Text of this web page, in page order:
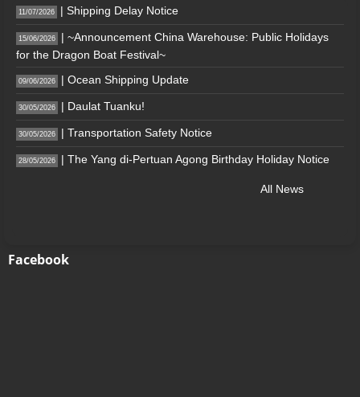
11/07/2026 | Shipping Delay Notice
15/06/2026
| ~Announcement China Warehouse: Public Holidays
for the Dragon Boat Festival~
09/06/2026 | Ocean Shipping Update
30/05/2026 | Daulat Tuanku!
30/05/2026 | Transportation Safety Notice
28/05/2026 | The Yang di-Pertuan Agong Birthday Holiday Notice
All News
Facebook